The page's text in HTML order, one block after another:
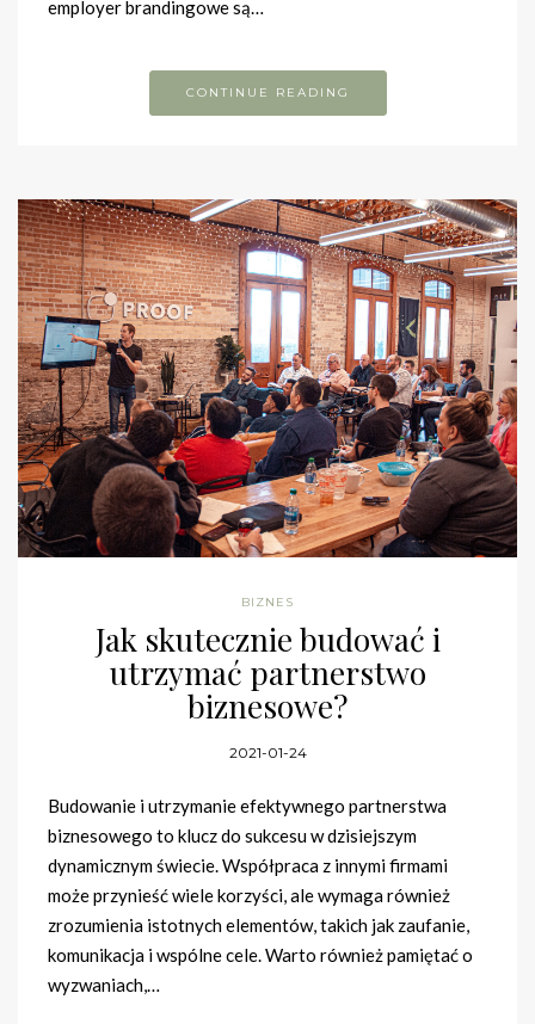
employer brandingowe są…
CONTINUE READING
BIZNES
Jak skutecznie budować i
utrzymać partnerstwo
biznesowe?
2021-01-24
Budowanie i utrzymanie efektywnego partnerstwa
biznesowego to klucz do sukcesu w dzisiejszym
dynamicznym świecie. Współpraca z innymi firmami
może przynieść wiele korzyści, ale wymaga również
zrozumienia istotnych elementów, takich jak zaufanie,
komunikacja i wspólne cele. Warto również pamiętać o
wyzwaniach,…